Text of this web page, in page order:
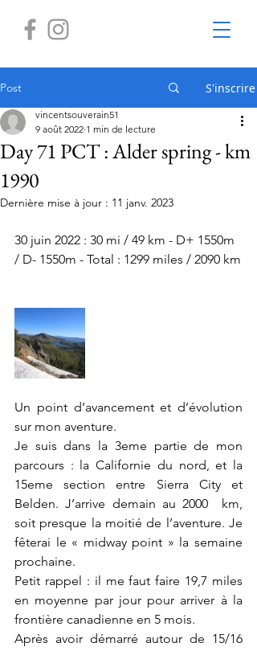
Post S'inscrire
Day 71 PCT : Alder spring - km
1990
vincentsouverain51
9 août 2022 1 min de lecture
Dernière mise à jour : 11 janv. 2023
30 juin 2022 : 30 mi / 49 km - D+ 1550m
/ D- 1550m - Total : 1299 miles / 2090 km
Un point d’avancement et d’évolution
sur mon aventure.
Je suis dans la 3eme partie de mon
parcours : la Californie du nord, et la
15eme section entre Sierra City et
Belden. J’arrive demain au 2000  km,
soit presque la moitié de l’aventure. Je
fêterai le « midway point » la semaine
prochaine.
Petit rappel : il me faut faire 19,7 miles
en moyenne par jour pour arriver à la
frontière canadienne en 5 mois.
Après avoir démarré autour de 15/16